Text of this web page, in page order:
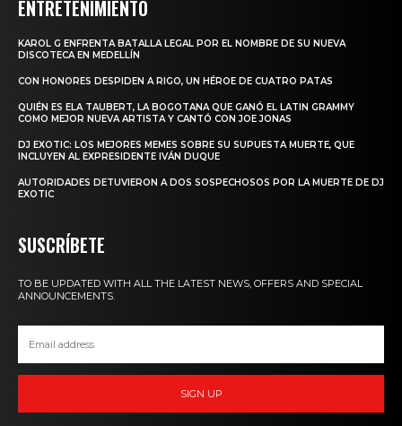
ENTRETENIMIENTO
KAROL G ENFRENTA BATALLA LEGAL POR EL NOMBRE DE SU NUEVA
DISCOTECA EN MEDELLÍN
CON HONORES DESPIDEN A RIGO, UN HÉROE DE CUATRO PATAS
QUIÉN ES ELA TAUBERT, LA BOGOTANA QUE GANÓ EL LATIN GRAMMY
COMO MEJOR NUEVA ARTISTA Y CANTÓ CON JOE JONAS
DJ EXOTIC: LOS MEJORES MEMES SOBRE SU SUPUESTA MUERTE, QUE
INCLUYEN AL EXPRESIDENTE IVÁN DUQUE
AUTORIDADES DETUVIERON A DOS SOSPECHOSOS POR LA MUERTE DE DJ
EXOTIC
SUSCRÍBETE
TO BE UPDATED WITH ALL THE LATEST NEWS, OFFERS AND SPECIAL
ANNOUNCEMENTS.
SIGN UP